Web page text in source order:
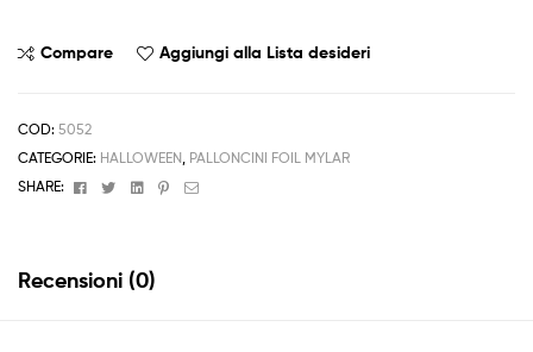
Compare Aggiungi alla Lista desideri
COD: 5052
CATEGORIE: HALLOWEEN PALLONCINI FOIL MYLAR
SHARE:
FacebookTwitterLinkedinPinterest
Email
Recensioni (0)